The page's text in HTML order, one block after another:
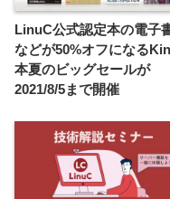
LinuC公式認定本の電子
などが50%オフになる
本夏のビッグセールが
2021/8/5まで開催